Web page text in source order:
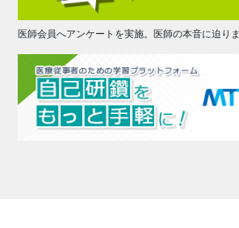
医師会員へアンケートを実施。医師の本音に迫りま